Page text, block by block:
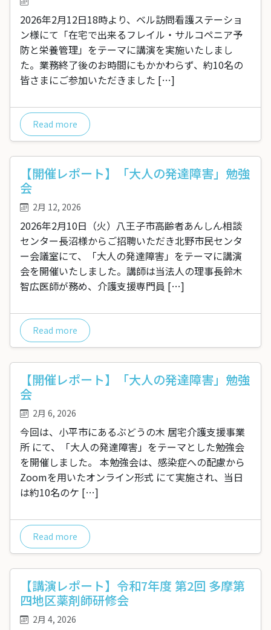
2026年2月12日18時より、ベル訪問看護ステーショ
ン様にて「在宅で出来るフレイル・サルコペニア予
防と栄養管理」をテーマに講演を実施いたしまし
た。業務終了後のお時間にもかかわらず、約10名の
皆さまにご参加いただきました […]
Read more
【開催レポート】「大人の発達障害」勉強
会
2月 12, 2026
2026年2月10日（火）八王子市高齢者あんしん相談
センター長沼様からご招聘いただき北野市民センタ
ー会議室にて、「大人の発達障害」をテーマに講演
会を開催いたしました。講師は当法人の理事長鈴木
智広医師が務め、介護支援専門員 […]
Read more
【開催レポート】「大人の発達障害」勉強
会
2月 6, 2026
今回は、小平市にあるぶどうの木 居宅介護支援事業
所 にて、「大人の発達障害」をテーマとした勉強会
を開催しました。 本勉強会は、感染症への配慮から
Zoomを用いたオンライン形式 にて実施され、当日
は約10名のケ […]
Read more
【講演レポート】令和7年度 第2回 多摩第
四地区薬剤師研修会
2月 4, 2026